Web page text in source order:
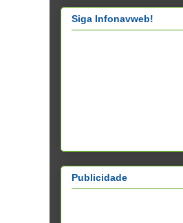
Siga Infonavweb!
Publicidade